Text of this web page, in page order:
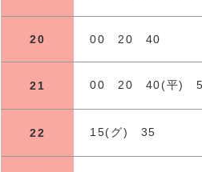
20 00 20 40
21 00 20 40(平)
22 15(グ) 35